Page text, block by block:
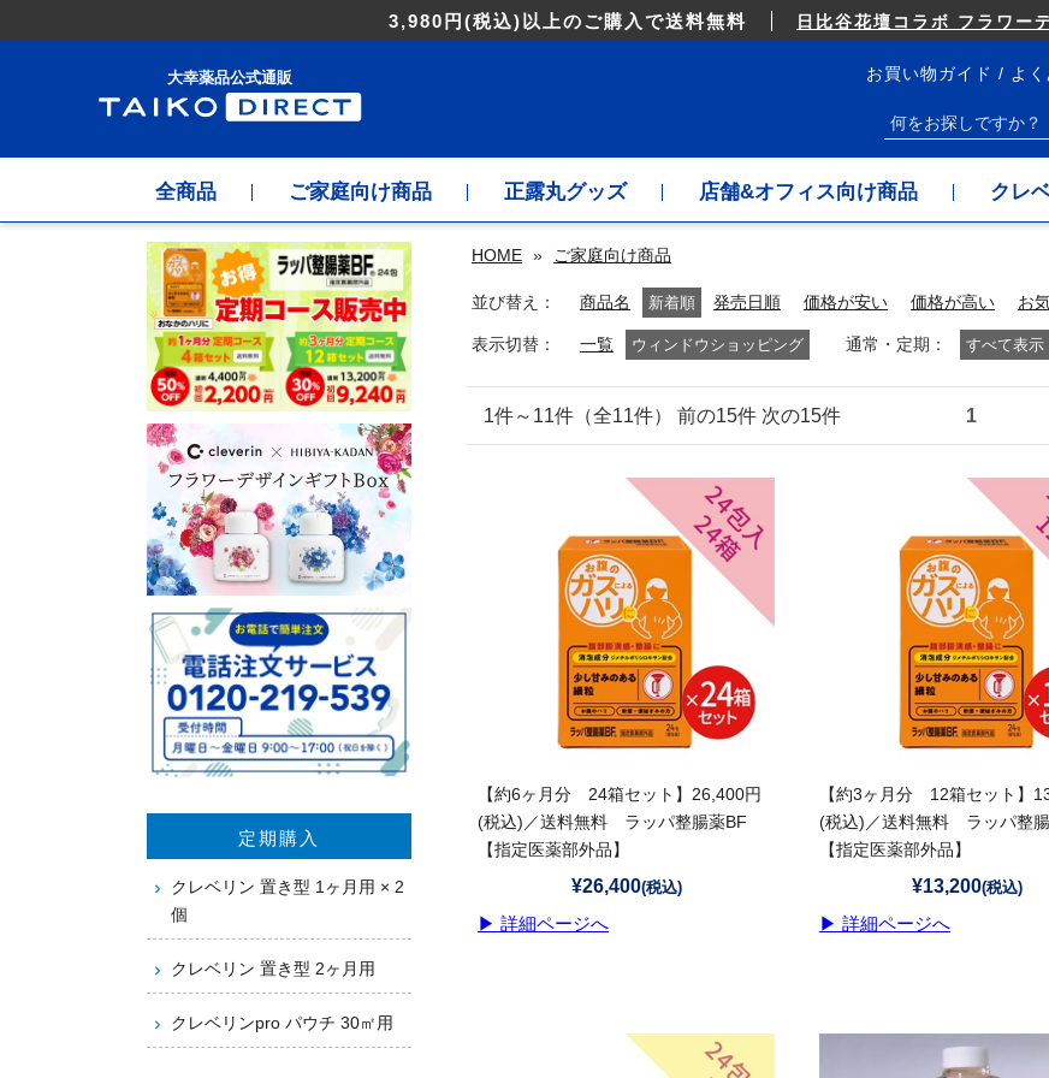
3,980円 (税込) 以上のご購入で送料無料 日比谷花壇コラボ フラワー
大幸薬品公式通販 お買い物ガイド よ
全商品 ご家庭向け商品 正露丸グッズ 店舗&オフィス向け商品 クレ
定期購入
クレベリン 置き型 1ヶ月用 × 2
個
クレベリン 置き型 2ヶ月用
クレベリンpro パウチ 30㎡用
HOME » ご家庭向け商品
並び替え 商品名 新着順 発売日順 価格が安い 価格が高い お
表示切替 一覧 ウィンドウショッピング 通常・定期 すべて表示
1件～11件（全11件） 前の15件 次の15件 1
【約6ヶ月分 24箱セット】26,400円
(税込)／送料無料 ラッパ整腸薬BF
【指定医薬部外品】
¥26,400(税込)
▶ 詳細ページへ
【約3ヶ月分 12箱セット】
(税込)／送料無料 ラッパ整
【指定医薬部外品】
¥13,200(税込)
▶ 詳細ページへ